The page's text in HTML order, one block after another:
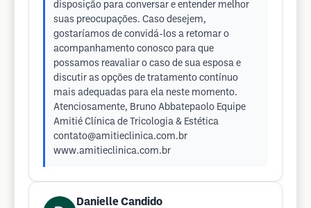
disposição para conversar e entender melhor
suas preocupações. Caso desejem,
gostaríamos de convidá-los a retomar o
acompanhamento conosco para que
possamos reavaliar o caso de sua esposa e
discutir as opções de tratamento contínuo
mais adequadas para ela neste momento.
Atenciosamente, Bruno Abbatepaolo Equipe
Amitié Clínica de Tricologia & Estética
contato@amitieclinica.com.br
www.amitieclinica.com.br
Danielle Candido